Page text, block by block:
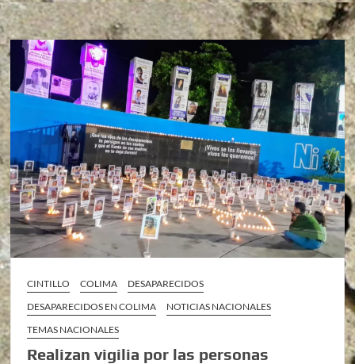
CINTILLO COLIMA
DESAPARECIDOS
DESAPARECIDOS EN COLIMA
NOTICIAS NACIONALES
TEMAS NACIONALES
Realizan vigilia por las personas